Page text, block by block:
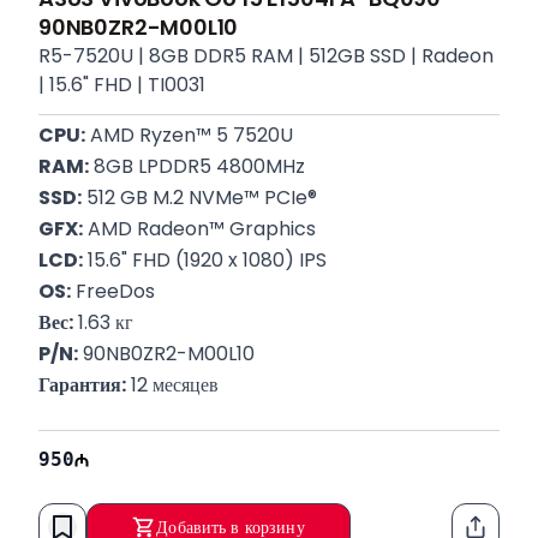
90NB0ZR2-M00L10
R5-7520U | 8GB DDR5 RAM | 512GB SSD | Radeon
| 15.6" FHD | TI0031
CPU: AMD Ryzen™ 5 7520U
RAM: 8GB LPDDR5 4800MHz
SSD: 512 GB M.2 NVMe™ PCIe®
GFX: AMD Radeon™ Graphics
LCD: 15.6" FHD (1920 x 1080) IPS
OS: FreeDos
Вес: 1.63 кг
P/N: 90NB0ZR2-M00L10
Гарантия: 12 месяцев
950
Добавить в корзину